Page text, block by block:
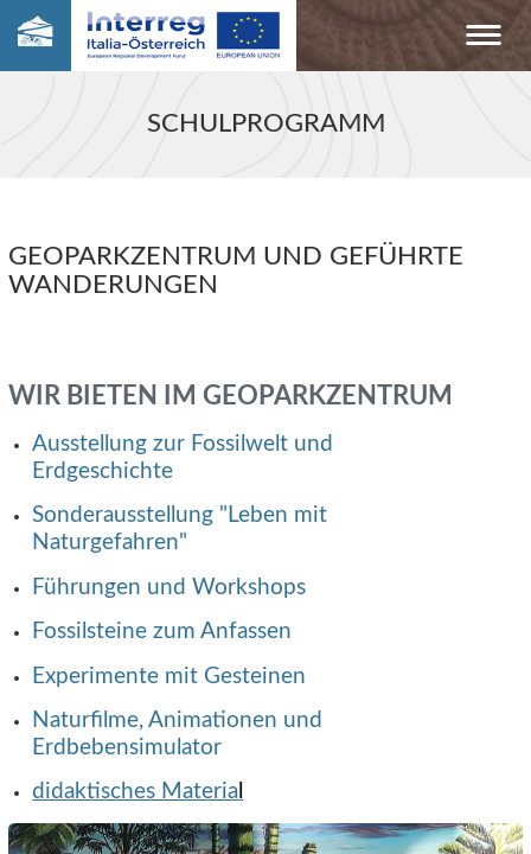
SCHULPROGRAMM
GEOPARKZENTRUM UND GEFÜHRTE
WANDERUNGEN
WIR BIETEN IM GEOPARKZENTRUM
Ausstellung zur Fossilwelt und
Erdgeschichte
Sonderausstellung "Leben mit
Naturgefahren"
Führungen und Workshops
Fossilsteine zum Anfassen
Experimente mit Gesteinen
Naturfilme, Animationen und
Erdbebensimulator
didaktisches Materia